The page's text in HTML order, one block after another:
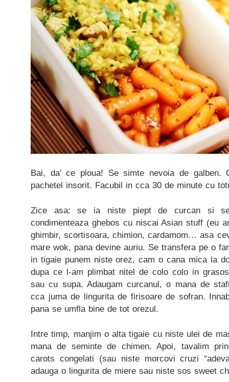
Bai, da’ ce ploua! Se simte nevoia de galben.
pachetel insorit. Facubil in cca 30 de minute cu
Zice asa: se ia niste piept de curcan si
condimenteaza ghebos cu niscai Asian stuff (eu
ghimbir, scortisoara, chimion, cardamom… asa
mare wok, pana devine auriu. Se transfera pe o
in tigaie punem niste orez, cam o cana mica la
dupa ce l-am plimbat nitel de colo colo in
sau cu supa. Adaugam curcanul, o mana de
cca juma de lingurita de firisoare de sofran.
pana se umfla bine de tot orezul.
Intre timp, manjim o alta tigaie cu niste ulei de
mana de seminte de chimen. Apoi, tavalim
carots congelati (sau niste morcovi cruzi
adauga o lingurita de miere sau niste sos sweet